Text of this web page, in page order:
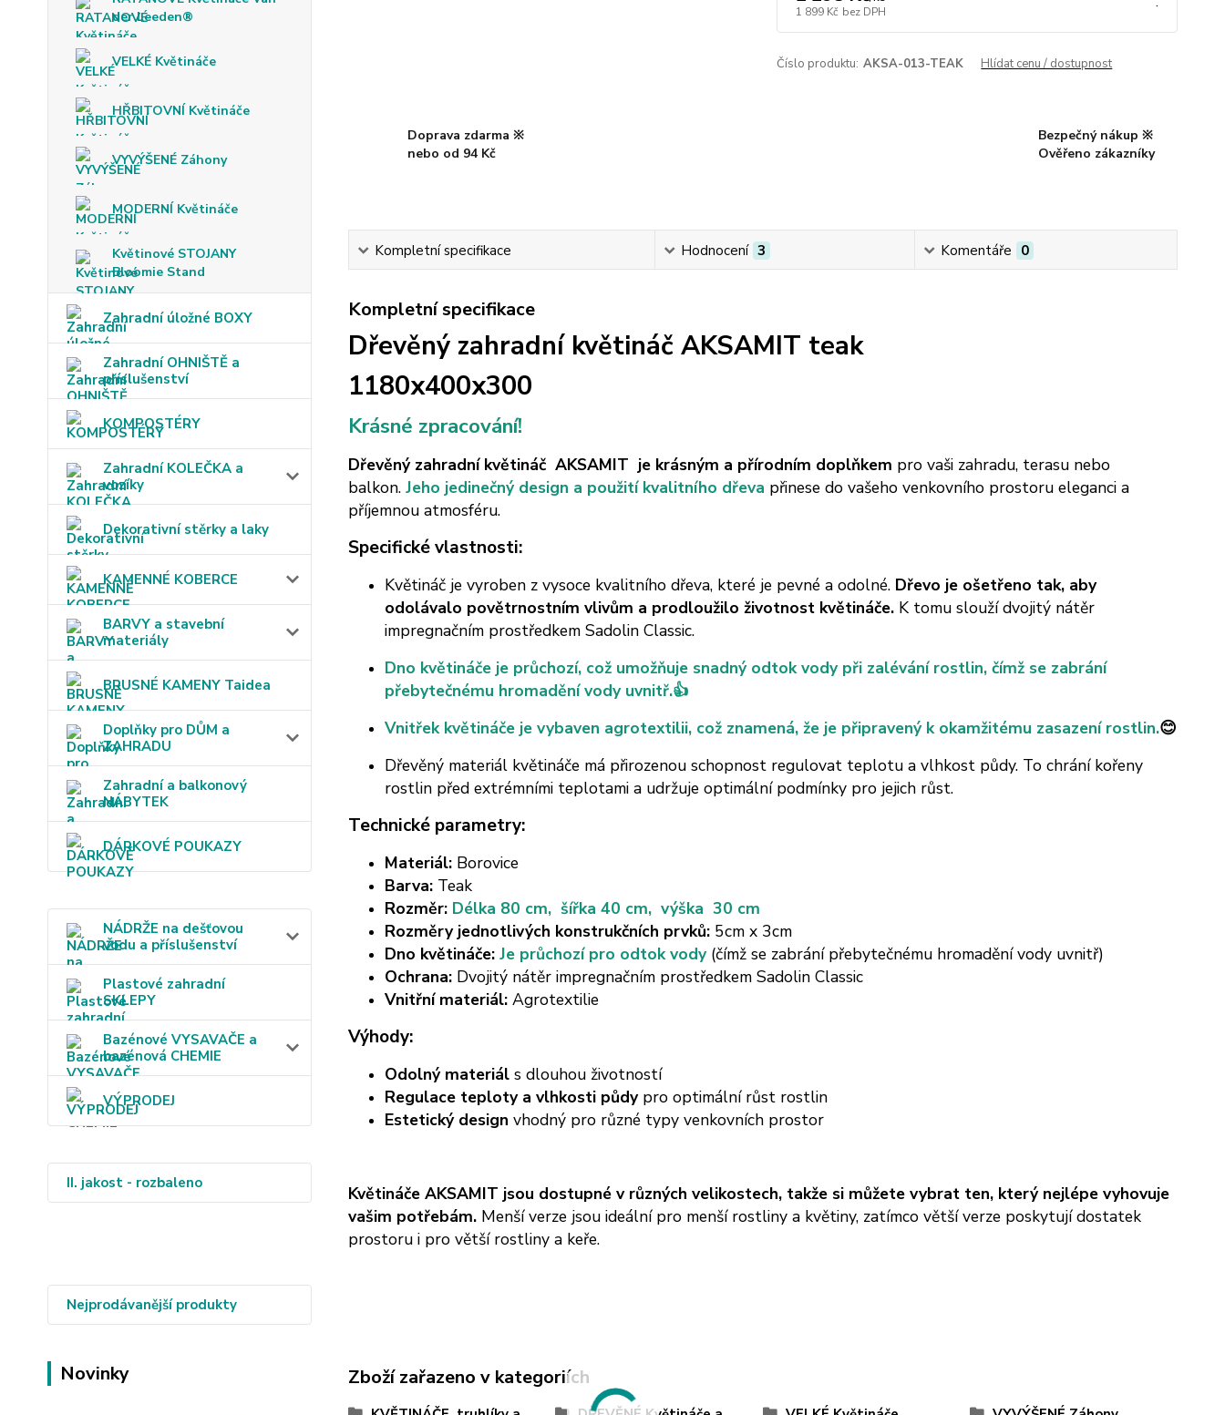
der Leeden®
VELKÉ Květináče
HŘBITOVNÍ Květináče
VYVÝŠENÉ Záhony
MODERNÍ Květináče
Květinové STOJANY
Bloomie Stand
Zahradní úložné BOXY
Zahradní OHNIŠTĚ a
příslušenství
KOMPOSTÉRY
Zahradní KOLEČKA a
vozíky
Dekorativní stěrky a laky
KAMENNÉ KOBERCE
BARVY a stavební
materiály
BRUSNÉ KAMENY Taidea
Doplňky pro DŮM a
ZAHRADU
Zahradní a balkonový
NÁBYTEK
DÁRKOVÉ POUKAZY
NÁDRŽE na dešťovou
vodu a příslušenství
Plastové zahradní
SKLEPY
Bazénové VYSAVAČE a
bazénová CHEMIE
VÝPRODEJ
II. jakost - rozbaleno
Nejprodávanější produkty
Novinky
1 899 Kč bez DPH
Číslo produktu: AKSA-013-TEAK Hlídat cenu / dostupnost
Doprava zdarma ※
nebo od 94 Kč
Bezpečný nákup ※
Ověřeno zákazníky
Kompletní specifikace Hodnocení 3 Komentáře 0
Kompletní specifikace
Dřevěný zahradní květináč AKSAMIT teak
1180x400x300
Krásné zpracování!
Dřevěný zahradní květináč AKSAMIT je krásným a přírodním doplňkem pro vaši zahradu, terasu nebo
balkon. Jeho jedinečný design a použití kvalitního dřeva přinese do vašeho venkovního prostoru eleganci a
příjemnou atmosféru.
Specifické vlastnosti:
Květináč je vyroben z vysoce kvalitního dřeva, které je pevné a odolné. Dřevo je ošetřeno tak, aby
odolávalo povětrnostním vlivům a prodloužilo životnost květináče. K tomu slouží dvojitý nátěr
impregnačním prostředkem Sadolin Classic.
Dno květináče je průchozí, což umožňuje snadný odtok vody při zalévání rostlin, čímž se zabrání
přebytečnému hromadění vody uvnitř.👍
Vnitřek květináče je vybaven agrotextilii, což znamená, že je připravený k okamžitému zasazení rostlin.😊
Dřevěný materiál květináče má přirozenou schopnost regulovat teplotu a vlhkost půdy. To chrání kořeny
rostlin před extrémními teplotami a udržuje optimální podmínky pro jejich růst.
Technické parametry:
Materiál:Borovice
Barva:Teak
Rozměr: Délka 80 cm, šířka 40 cm, výška 30 cm
Rozměry jednotlivých konstrukčních prvků:5cm x 3cm
Dno květináče: Je průchozí pro odtok vody (čímž se zabrání přebytečnému hromadění vody uvnitř)
Ochrana:Dvojitý nátěr impregnačním prostředkem Sadolin Classic
Vnitřní materiál:Agrotextilie
Výhody:
Odolný materiáls dlouhou životností
Regulace teploty a vlhkosti půdypro optimální růst rostlin
Estetický design vhodný pro různé typy venkovních prostor
Květináče AKSAMIT jsou dostupné v různých velikostech, takže si můžete vybrat ten, který nejlépe vyhovuje
vašim potřebám. Menší verze jsou ideální pro menší rostliny a květiny, zatímco větší verze poskytují dostatek
prostoru i pro větší rostliny a keře.
Zboží zařazeno v kategoriích